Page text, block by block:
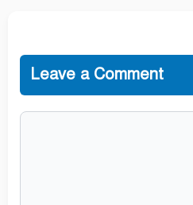
Leave a Comment
Comment